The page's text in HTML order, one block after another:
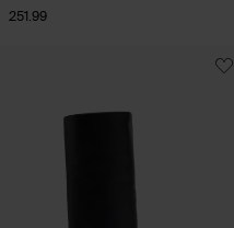
251.99